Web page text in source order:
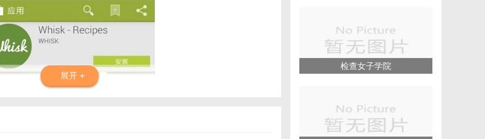
展开 +
检查女子学院